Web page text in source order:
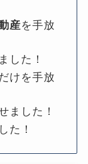
産を手放
した！
けを手放
ました！
た！